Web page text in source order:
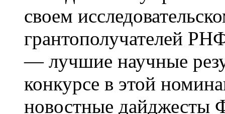
своем
грантополучателей
— лучшие научные
конкурсе в этой
новостные дайджесты